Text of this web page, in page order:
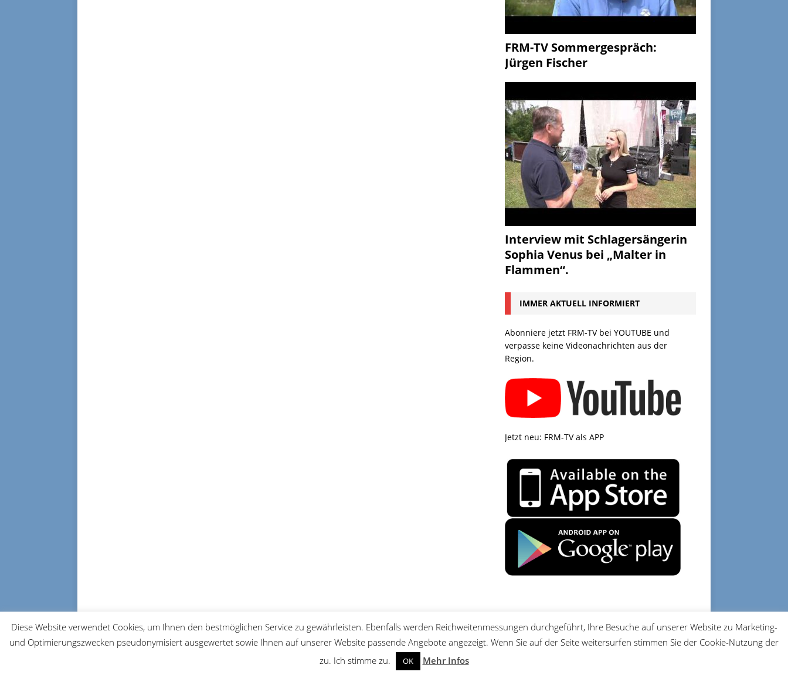
FRM-TV Sommergespräch:
Jürgen Fischer
Interview mit Schlagersängerin
Sophia Venus bei „Malter in
Flammen“.
IMMER AKTUELL INFORMIERT
Abonniere jetzt FRM-TV bei YOUTUBE und
verpasse keine Videonachrichten aus der
Region.
Jetzt neu: FRM-TV als APP
DATENSCHUTZ IMPRESSUM
© 2026 FRM-TV
Diese Website verwendet Cookies, um Ihnen den bestmöglichen Service zu gewährleisten. Ebenfalls werden Reichweitenmessungen durchgeführt, Ihre Besuche auf unserer Website zu Marketing-
und Optimierungszwecken pseudonymisiert ausgewertet sowie Ihnen auf unserer Website passende Angebote angezeigt. Wenn Sie auf der Seite weitersurfen stimmen Sie der Cookie-Nutzung der
zu. Ich stimme zu.
OK Mehr Infos